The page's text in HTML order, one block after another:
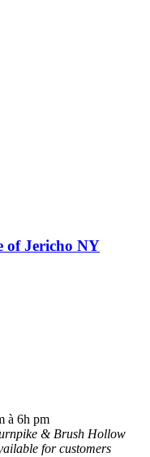
of Jericho NY
à 6h pm
& Brush Hollow
for customers